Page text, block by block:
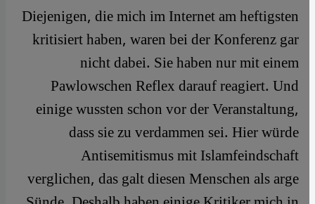
Diejenigen, die mich im Internet am heftigsten
kritisiert haben, waren bei der Konferenz gar
nicht dabei. Sie haben nur mit einem
Pawlowschen Reflex darauf reagiert. Und
einige wussten schon vor der Veranstaltung,
dass sie zu verdammen sei. Hier würde
Antisemitismus mit Islamfeindschaft
verglichen, das galt diesen Menschen als arge